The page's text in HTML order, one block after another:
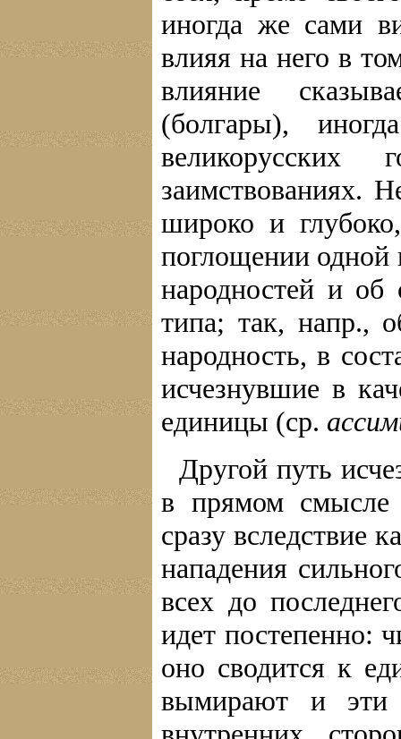
иногда же сами
влияя на него в
влияние
(болгары),
заимствованиях.
широко и
поглощении одной
народностей и об
типа; так, напр.,
народность, в
исчезнувшие в
единицы (ср.
Другой путь
в прямом смысле
сразу вследствие
нападения
всех до
идет постепенно:
оно сводится к
вымирают и эти